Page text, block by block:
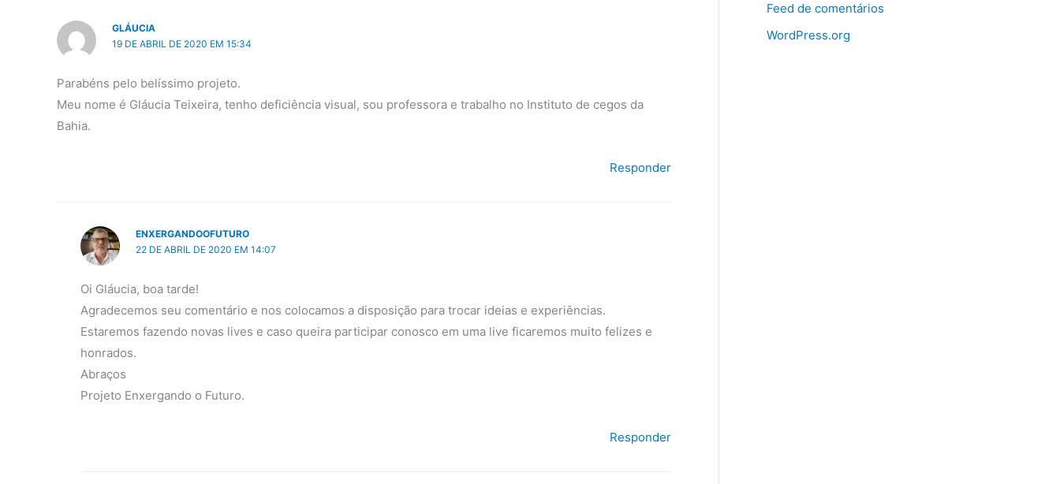
GLÁUCIA
19 DE ABRIL DE 2020 EM 15:34
Parabéns pelo belíssimo projeto.
Meu nome é Gláucia Teixeira, tenho deficiência visual, sou professora e trabalho no Instituto de cegos da
Bahia.
Responder
ENXERGANDOOFUTURO
22 DE ABRIL DE 2020 EM 14:07
Oi Gláucia, boa tarde!
Agradecemos seu comentário e nos colocamos a disposição para trocar ideias e experiências.
Estaremos fazendo novas lives e caso queira participar conosco em uma live ficaremos muito felizes e
honrados.
Abraços
Projeto Enxergando o Futuro.
Responder
Feed de comentários
WordPress.org